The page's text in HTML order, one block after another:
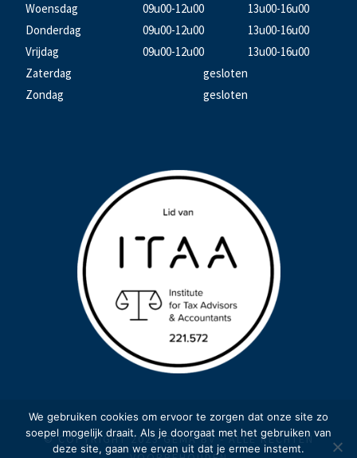
Woensdag
09u00-12u00
13u00-16u00
Donderdag
09u00-12u00
13u00-16u00
Vrijdag
09u00-12u00
13u00-16u00
Zaterdag
gesloten
Zondag
gesloten
© COPYRIGHT 2023 GEMA BV - ALLE RECHTEN
We gebruiken cookies om ervoor te zorgen dat onze site zo
soepel mogelijk draait. Als je doorgaat met het gebruiken van
deze site, gaan we ervan uit dat je ermee instemt.